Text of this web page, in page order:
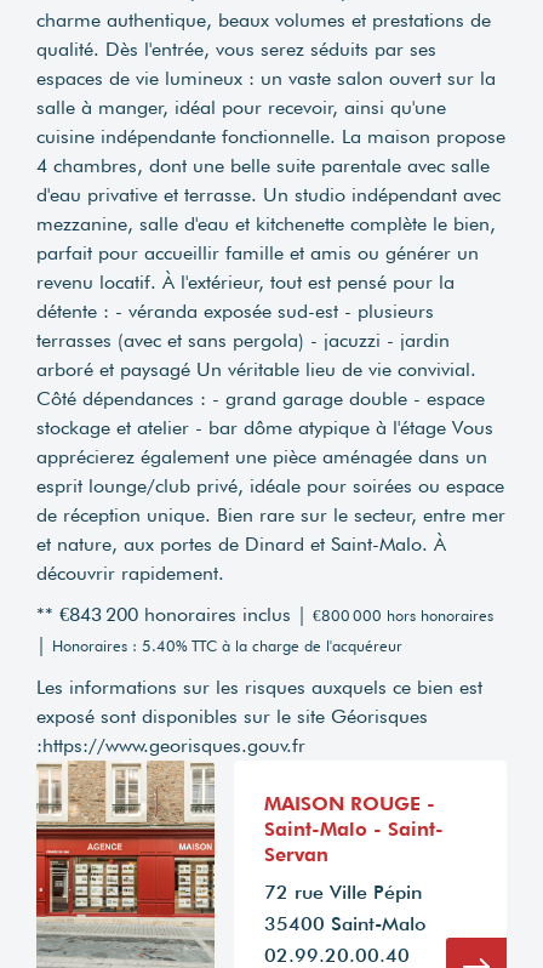
charme authentique, beaux volumes et prestations de
qualité. Dès l'entrée, vous serez séduits par ses
espaces de vie lumineux : un vaste salon ouvert sur la
salle à manger, idéal pour recevoir, ainsi qu'une
cuisine indépendante fonctionnelle. La maison propose
4 chambres, dont une belle suite parentale avec salle
d'eau privative et terrasse. Un studio indépendant avec
mezzanine, salle d'eau et kitchenette complète le bien,
parfait pour accueillir famille et amis ou générer un
revenu locatif. À l'extérieur, tout est pensé pour la
détente : - véranda exposée sud-est - plusieurs
terrasses (avec et sans pergola) - jacuzzi - jardin
arboré et paysagé Un véritable lieu de vie convivial.
Côté dépendances : - grand garage double - espace
stockage et atelier - bar dôme atypique à l'étage Vous
apprécierez également une pièce aménagée dans un
esprit lounge/club privé, idéale pour soirées ou espace
de réception unique. Bien rare sur le secteur, entre mer
et nature, aux portes de Dinard et Saint-Malo. À
découvrir rapidement.
** €843 200 honoraires inclus | €800 000 hors honoraires
| Honoraires : 5.40% TTC à la charge de l'acquéreur
Les informations sur les risques auxquels ce bien est
exposé sont disponibles sur le site Géorisques
:https://www.georisques.gouv.fr
MAISON ROUGE -
Saint-Malo - Saint-
Servan
72 rue Ville Pépin
35400 Saint-Malo
02.99.20.00.40